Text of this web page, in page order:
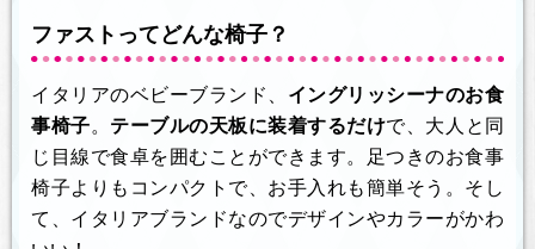
ファストってどんな椅子？
イタリアのベビーブランド、 イングリッシーナのお食
事椅子。 テーブルの天板に装着するだけで、大人と同
じ目線で食卓を囲むことができます。足つきのお食事
椅子よりもコンパクトで、お手入れも簡単そう。そし
て、イタリアブランドなのでデザインやカラーがかわ